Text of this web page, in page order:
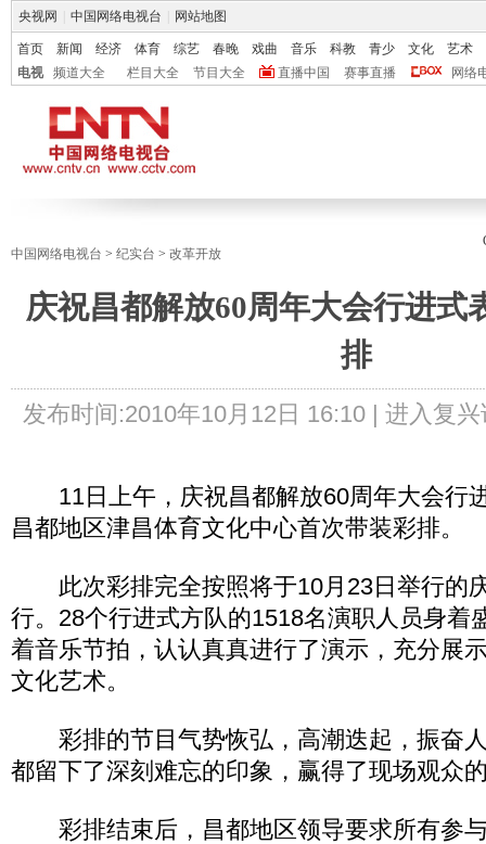
央视网 中国网络电视台 网站地图
首页 新闻 经济 体育 综艺 春晚 戏曲 音乐 科教 青少 文化
艺术
电视
频道大全 栏目大全 节目大全 直播中国 赛事直播 网络
中国网络电视台 > 纪实台 > 改革开放
庆祝昌都解放60周年大会行进式
排
发布时间:2010年10月12日 16:10 | 进入复兴
11日上午，庆祝昌都解放60周年大会行
昌都地区津昌体育文化中心首次带装彩排。
此次彩排完全按照将于10月23日举行的
行。28个行进式方队的1518名演职人员身着
着音乐节拍，认认真真进行了演示，充分展
文化艺术。
彩排的节目气势恢弘，高潮迭起，振奋
都留下了深刻难忘的印象，赢得了现场观众
彩排结束后，昌都地区领导要求所有参